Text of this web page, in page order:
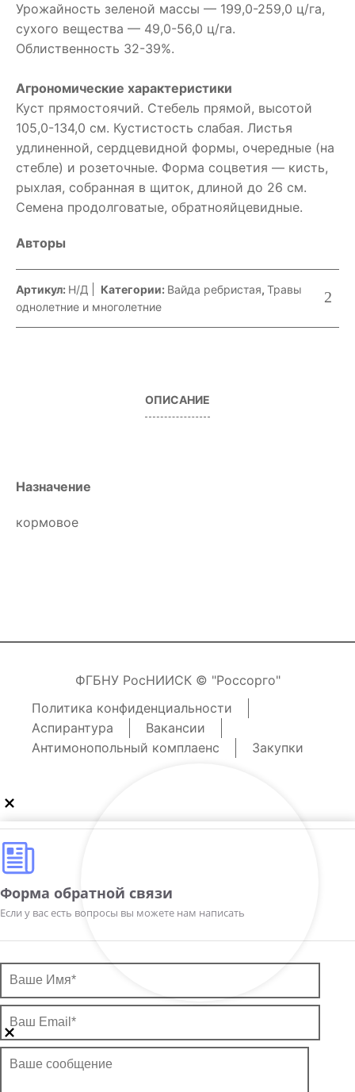
Урожайность зеленой массы — 199,0-259,0 ц/га,
сухого вещества — 49,0-56,0 ц/га.
Облиственность 32-39%.
Агрономические характеристики
Куст прямостоячий. Стебель прямой, высотой
105,0-134,0 см. Кустистость слабая. Листья
удлиненной, сердцевидной формы, очередные (на
стебле) и розеточные. Форма соцветия — кисть,
рыхлая, собранная в щиток, длиной до 26 см.
Семена продолговатые, обратнояйцевидные.
Авторы
Артикул: Н/Д Категории: Вайда ребристая, Травы
однолетние и многолетние
ОПИСАНИЕ
Назначение
кормовое
ФГБНУ РосНИИСК © "Россорго"
Политика конфиденциальности
Аспирантура
Вакансии
Антимонопольный комплаенс
Закупки
Форма обратной связи
Если у вас есть вопросы вы можете нам написать